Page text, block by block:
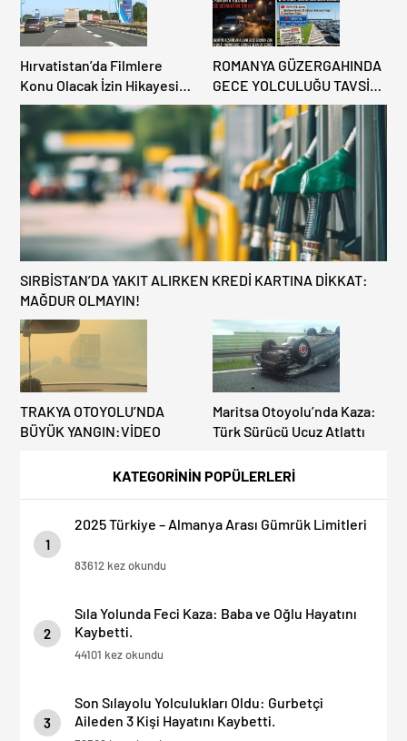
KATEGORİNİN POPÜLERLERİ
1
2025 Türkiye – Almanya Arası Gümrük Limitleri
83612 kez okundu
2
Sıla Yolunda Feci Kaza: Baba ve Oğlu Hayatını
Kaybetti.
44101 kez okundu
3
Son Sılayolu Yolculukları Oldu: Gurbetçi
Aileden 3 Kişi Hayatını Kaybetti.
Hırvatistan’da Filmlere
Konu Olacak İzin Hikayesi:
Benzinlikte Eşini Unuttu!
ROMANYA GÜZERGAHINDA
GECE YOLCULUĞU TAVSİYE
EDİLMİYOR: ALTERNATİF
KAPILAR ZAMAN
KAZANDIRIYOR!
SIRBİSTAN’DA YAKIT ALIRKEN KREDİ KARTINA DİKKAT:
MAĞDUR OLMAYIN!
TRAKYA OTOYOLU’NDA
BÜYÜK YANGIN:VİDEO
Maritsa Otoyolu’nda Kaza:
Türk Sürücü Ucuz Atlattı